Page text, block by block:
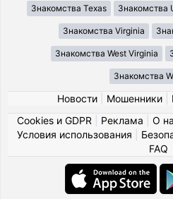
Знакомства Texas Знакомства
Знакомства Virginia
Знакомства West Virginia
Знакомства
Новости| Мошенники|
Cookies и GDPR
Реклама О
Условия использования
FAQ